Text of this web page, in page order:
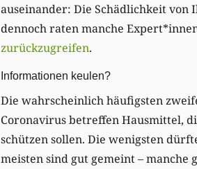
auseinander: Die Schädlichkeit
dennoch raten manche
zurückzugreifen.
Informationen keulen?
Die wahrscheinlich häufigsten
Coronavirus betreffen Hausmittel,
schützen sollen. Die wenigsten
meisten sind gut gemeint – manche